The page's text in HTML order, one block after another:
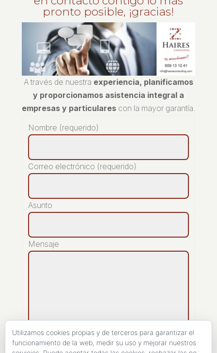
pronto posible, ¡gracias!
A través de nuestra experiencia, planificamos
y proporcionamos asistencia integral a
empresas y particularescon la mayor garantía.
Nombre (requerido)
Correo electrónico (requerido)
Asunto
Mensaje
Utilizamos cookies propias y de terceros para garantizar el
funcionamiento de la web, medir su uso y mejorar nuestros